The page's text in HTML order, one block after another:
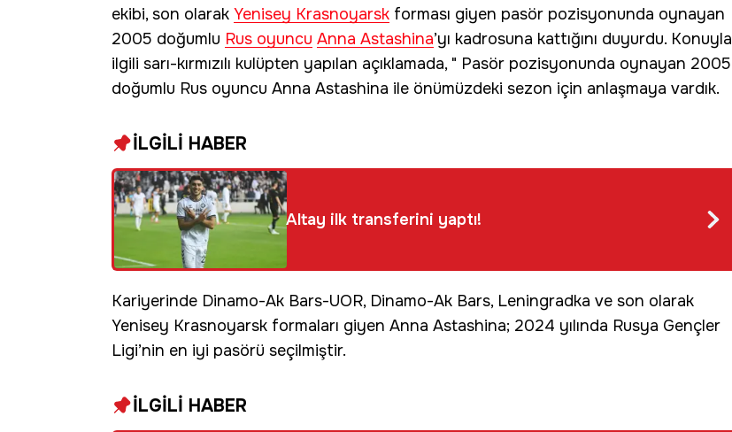
ekibi, son olarak Yenisey Krasnoyarsk forması giyen pasör pozisyonunda oynayan
2005 doğumlu Rus oyuncu Anna Astashina’yı kadrosuna kattığını duyurdu. Konuyla
ilgili sarı-kırmızılı kulüpten yapılan açıklamada, " Pasör pozisyonunda oynayan 2005
doğumlu Rus oyuncu Anna Astashina ile önümüzdeki sezon için anlaşmaya vardık.
İLGİLİ HABER
Altay ilk transferini yaptı!
Kariyerinde Dinamo-Ak Bars-UOR, Dinamo-Ak Bars, Leningradka ve son olarak
Yenisey Krasnoyarsk formaları giyen Anna Astashina; 2024 yılında Rusya Gençler
Ligi’nin en iyi pasörü seçilmiştir.
İLGİLİ HABER